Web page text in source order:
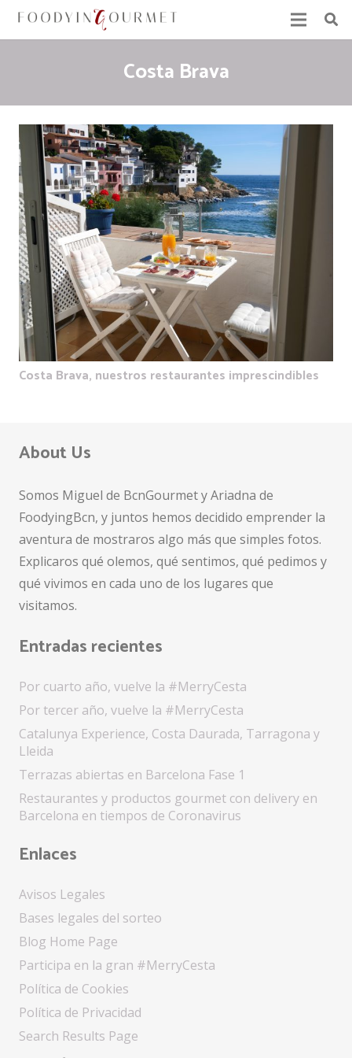
Costa Brava
Costa Brava, nuestros restaurantes imprescindibles
About Us
Somos Miguel de BcnGourmet y Ariadna de
FoodyingBcn, y juntos hemos decidido emprender la
aventura de mostraros algo más que simples fotos.
Explicaros qué olemos, qué sentimos, qué pedimos y
qué vivimos en cada uno de los lugares que
visitamos.
Entradas recientes
Por cuarto año, vuelve la #MerryCesta
Por tercer año, vuelve la #MerryCesta
Catalunya Experience, Costa Daurada, Tarragona y
Lleida
Terrazas abiertas en Barcelona Fase 1
Restaurantes y productos gourmet con delivery en
Barcelona en tiempos de Coronavirus
Enlaces
Avisos Legales
Bases legales del sorteo
Blog Home Page
Participa en la gran #MerryCesta
Política de Cookies
Política de Privacidad
Search Results Page